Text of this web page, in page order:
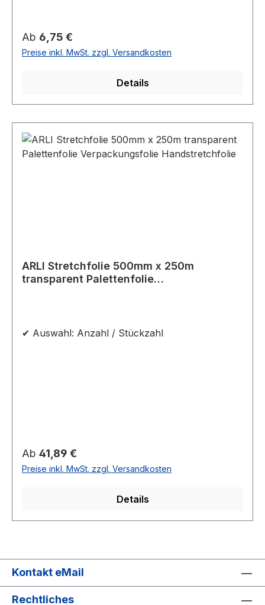
Regulärer Preis:
Ab 6,75 €
Preise inkl. MwSt. zzgl. Versandkosten
Details
ARLI Stretchfolie 500mm x 250m
transparent Palettenfolie
✔ Auswahl: Anzahl / Stückzahl
Regulärer Preis:
Ab 41,89 €
Preise inkl. MwSt. zzgl. Versandkosten
Details
Kontakt eMail
Rechtliches